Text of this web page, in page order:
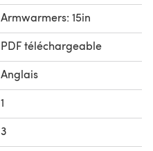
Armwarmers: 15in
PDF téléchargeable
Anglais
1
3